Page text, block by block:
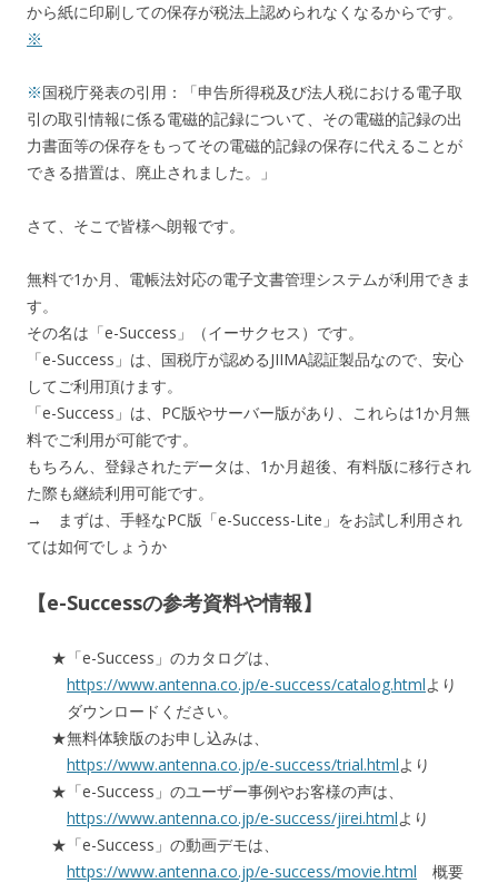
から紙に印刷しての保存が税法上認められなくなるからです。
※
※国税庁発表の引用：「申告所得税及び法人税における電子取
引の取引情報に係る電磁的記録について、その電磁的記録の出
力書面等の保存をもってその電磁的記録の保存に代えることが
できる措置は、廃止されました。
」
さて、そこで皆様へ朗報です。
無料で1か月、電帳法対応の電子文書管理システムが利用できま
す。
その名は「e-Success」（イーサクセス）です。
「e-Success」は、国税庁が認めるJIIMA認証製品なので、安心
してご利用頂けます。
「e-Success」は、PC版やサーバー版があり、これらは1か月無
料でご利用が可能です。
もちろん、登録されたデータは、1か月超後、有料版に移行され
た際も継続利用可能です。
→ まずは、手軽なPC版「e-Success-Lite」をお試し利用され
ては如何でしょうか
【e-Successの参考資料や情報】
「e-Success」のカタログは、
https://www.antenna.co.jp/e-success/catalog.htmlより
ダウンロードください。
無料体験版のお申し込みは、
https://www.antenna.co.jp/e-success/trial.htmlより
「e-Success」のユーザー事例やお客様の声は、
https://www.antenna.co.jp/e-success/jirei.htmlより
「e-Success」の動画デモは、
https://www.antenna.co.jp/e-success/movie.html 概要